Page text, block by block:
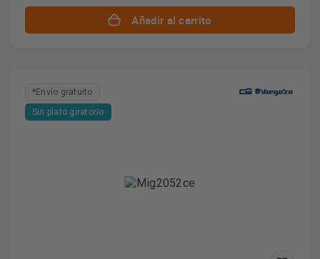
Añadir al carrito
*Envío gratuito
Sin plato giratorio